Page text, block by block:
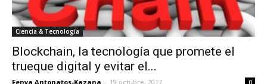
Ciencia & Tecnología
Blockchain, la tecnología que promete el
trueque digital y evitar el...
Fenya Antonatos-Kazana - 19 octubre, 2017 0